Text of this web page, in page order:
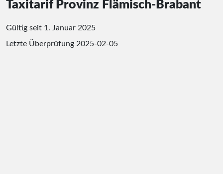
Taxitarif Provinz Flämisch-Brabant
Gültig seit 1. Januar 2025
Letzte Überprüfung 2025-02-05